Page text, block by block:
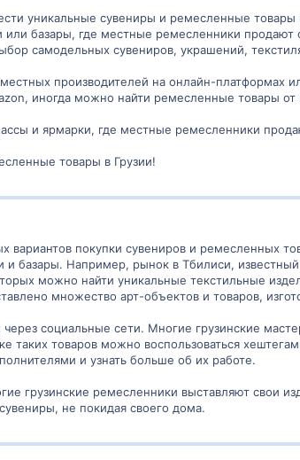
уникальные сувениры и ремесленные
базары, где местные ремесленники
самодельных сувениров, украшений,
производителей на онлайн-платформах
иногда можно найти ремесленные товары от
и ярмарки, где местные ремесленники
товары в Грузии!
вариантов покупки сувениров и ремесленных
базары. Например, рынок в Тбилиси,
можно найти уникальные текстильные
множество арт-объектов и товаров,
социальные сети. Многие грузинские
таких товаров можно воспользоваться
и узнать больше об их работе.
грузинские ремесленники выставляют свои
не покидая своего дома.